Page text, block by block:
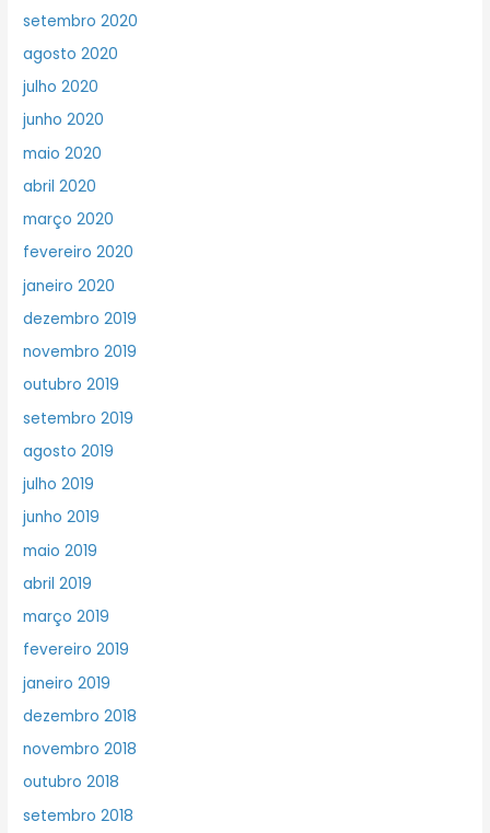
setembro 2020
agosto 2020
julho 2020
junho 2020
maio 2020
abril 2020
março 2020
fevereiro 2020
janeiro 2020
dezembro 2019
novembro 2019
outubro 2019
setembro 2019
agosto 2019
julho 2019
junho 2019
maio 2019
abril 2019
março 2019
fevereiro 2019
janeiro 2019
dezembro 2018
novembro 2018
outubro 2018
setembro 2018